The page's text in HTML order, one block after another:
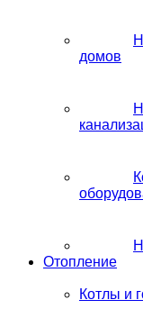
домов
Отопление
Котлы и